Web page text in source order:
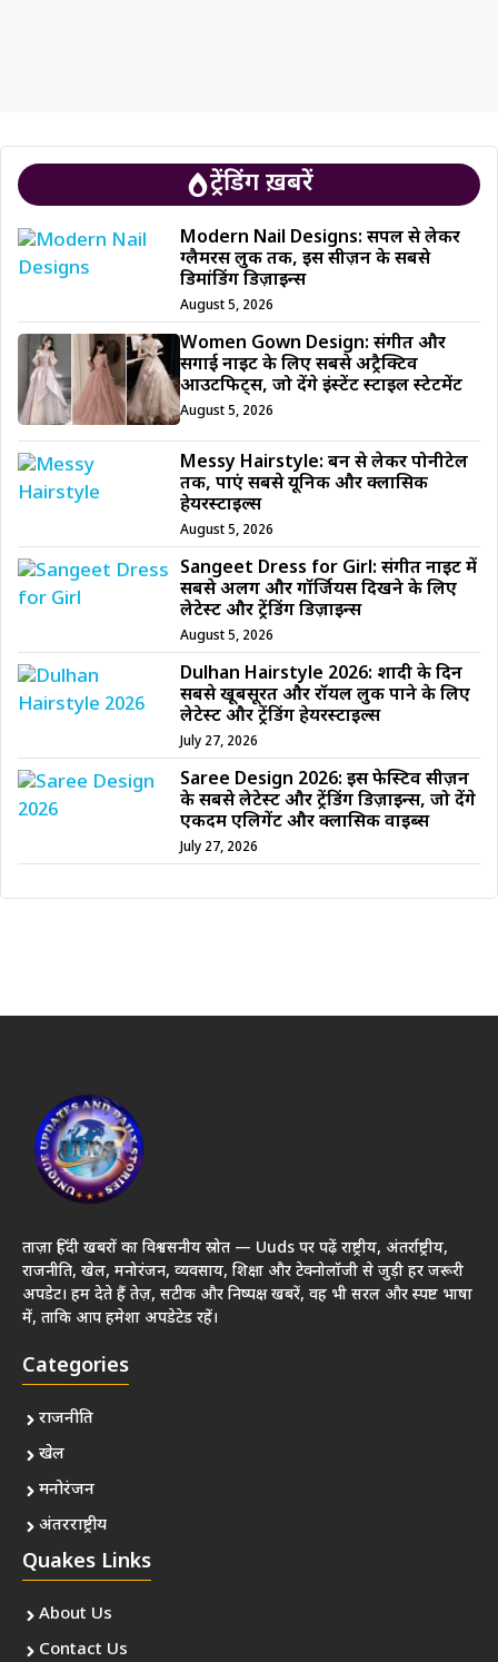
ट्रेंडिंग ख़बरें
Modern Nail Designs: सिंपल से लेकर
ग्लैमरस लुक तक, इस सीज़न के सबसे
डिमांडिंग डिज़ाइन्स
August 5, 2026
Women Gown Design: संगीत और
सगाई नाइट के लिए सबसे अट्रैक्टिव
आउटफिट्स, जो देंगे इंस्टेंट स्टाइल स्टेटमेंट
August 5, 2026
Messy Hairstyle: बन से लेकर पोनीटेल
तक, पाएं सबसे यूनिक और क्लासिक
हेयरस्टाइल्स
August 5, 2026
Sangeet Dress for Girl: संगीत नाइट में
सबसे अलग और गॉर्जियस दिखने के लिए
लेटेस्ट और ट्रेंडिंग डिज़ाइन्स
August 5, 2026
Dulhan Hairstyle 2026: शादी के दिन
सबसे खूबसूरत और रॉयल लुक पाने के लिए
लेटेस्ट और ट्रेंडिंग हेयरस्टाइल्स
July 27, 2026
Saree Design 2026: इस फेस्टिव सीज़न
के सबसे लेटेस्ट और ट्रेंडिंग डिज़ाइन्स, जो देंगे
एकदम एलिगेंट और क्लासिक वाइब्स
July 27, 2026
ताज़ा हिंदी खबरों का विश्वसनीय स्रोत — Uuds पर पढ़ें राष्ट्रीय, अंतर्राष्ट्रीय,
राजनीति, खेल, मनोरंजन, व्यवसाय, शिक्षा और टेक्नोलॉजी से जुड़ी हर जरूरी
अपडेट। हम देते हैं तेज़, सटीक और निष्पक्ष खबरें, वह भी सरल और स्पष्ट भाषा
में, ताकि आप हमेशा अपडेटेड रहें।
Categories
राजनीति
खेल
मनोरंजन
अंतरराष्ट्रीय
Quakes Links
About Us
Contact Us